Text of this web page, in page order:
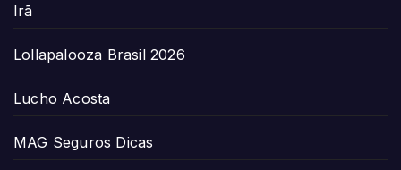
Irã
Lollapalooza Brasil 2026
Lucho Acosta
MAG Seguros Dicas